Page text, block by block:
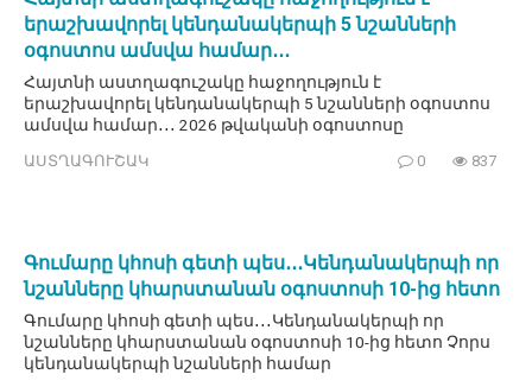
երաշխավորել կենդանակերպի 5 նշանների
օգոստոս ամսվա համար․․․
Հայտնի աստղագուշակը հաջողություն է
երաշխավորել կենդանակերպի 5 նշանների օգոստոս
ամսվա համար․․․ 2026 թվականի օգոստոսը
ԱՍՏՂԱԳՈՒՇԱԿ 0 837
Գումարը կհոսի գետի պես․․․Կենդանակերպի որ
նշանները կհարստանան օգոստոսի 10-ից հետո
Գումարը կհոսի գետի պես․․․Կենդանակերպի որ
նշանները կհարստանան օգոստոսի 10-ից հետո Չորս
կենդանակերպի նշանների համար